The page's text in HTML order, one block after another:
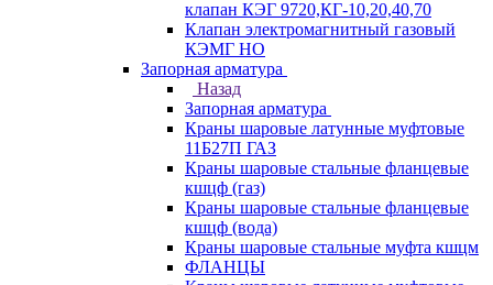
клапан КЭГ 9720,КГ-10,20,40,70
Клапан электромагнитный газовый
КЭМГ НО
Запорная арматура
Назад
Запорная арматура
Краны шаровые латунные муфтовые
11Б27П ГАЗ
Краны шаровые стальные фланцевые
кшцф (газ)
Краны шаровые стальные фланцевые
кшцф (вода)
Краны шаровые стальные муфта кшцм
ФЛАНЦЫ